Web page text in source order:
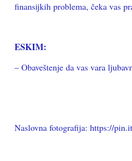
finansijkih problema, čeka vas
ESKIM:
– Obaveštenje da vas vara
Naslovna fotografija: https://